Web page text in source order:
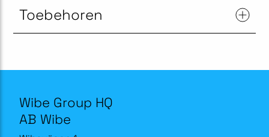
Toebehoren
Wibe Group HQ
AB Wibe